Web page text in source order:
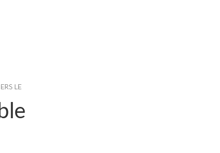
LE